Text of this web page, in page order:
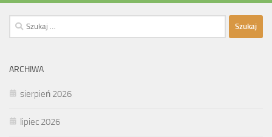
Szukaj:
ARCHIWA
sierpień 2026
lipiec 2026